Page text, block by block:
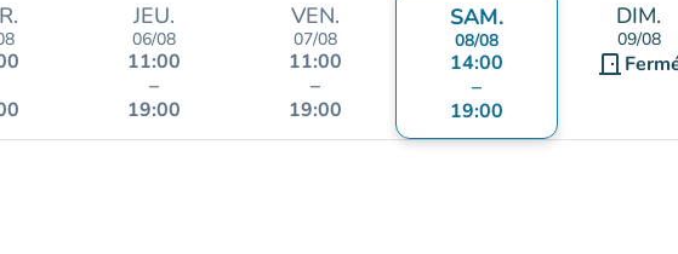
JEU.
06/08
11:00
–
19:00
VEN.
07/08
11:00
–
19:00
SAM.
08/08
14:00
–
19:00
DIM.
09/08
door_front